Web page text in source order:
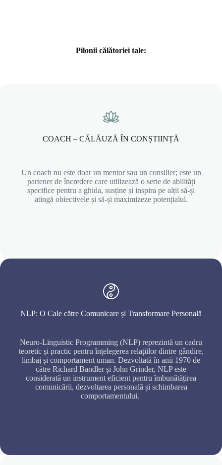
Pilonii călătoriei tale:
COACH – CĂLĂUZĂ ÎN CONȘTIINȚĂ
Un coach nu este doar un mentor sau un consilier; este un
partener de încredere care utilizează o serie de abilități
specifice pentru a ghida, susține și inspira pe alții să-și
atingă obiectivele și să-și maximizeze potențialul.
NLP: O Cale către Comunicare și Transformare Personală
Neuro-Linguistic Programming (NLP) reprezintă un cadru
teoretic și practic pentru înțelegerea relațiilor dintre gândire,
limbaj și comportament uman. Dezvoltată în anii 1970 de
către Richard Bandler și John Grinder, NLP este
considerată un instrument eficient pentru îmbunătățirea
comunicării, dezvoltarea personală și schimbarea
comportamentului.